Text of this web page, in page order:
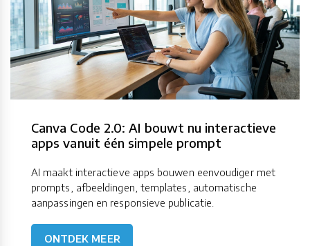
Canva Code 2.0: AI bouwt nu interactieve
apps vanuit één simpele prompt
AI maakt interactieve apps bouwen eenvoudiger met
prompts, afbeeldingen, templates, automatische
aanpassingen en responsieve publicatie.
ONTDEK MEER